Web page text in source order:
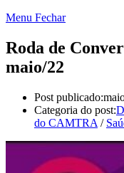
Menu Fechar
Roda de
maio/22
Post publicado:
Categoria do post:
do CAMTRA /